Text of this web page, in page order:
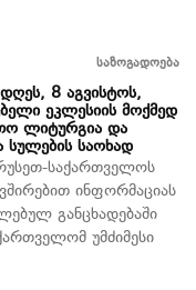
საზოგადოება
8 აგვისტოს,
ეკლესიის მოქმედ
ლიტურგია და
სულების საოხად
საქართველოს
ინფორმაციას
განცხადებაში
უმძიმესი